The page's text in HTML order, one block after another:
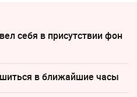
cебя в присутствии фон
в ближайшие часы